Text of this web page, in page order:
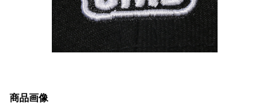
商品画像